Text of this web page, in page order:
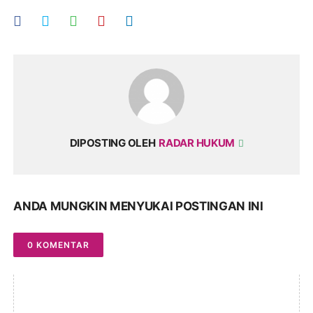
DIPOSTING OLEH RADAR HUKUM
ANDA MUNGKIN MENYUKAI POSTINGAN INI
0 KOMENTAR